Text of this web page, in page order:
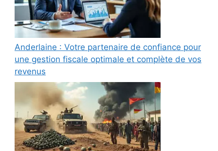
Anderlaine : Votre partenaire de confiance pour
une gestion fiscale optimale et complète de vos
revenus